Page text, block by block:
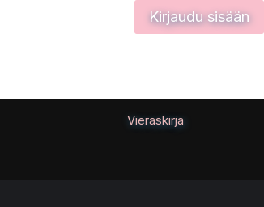
Kirjaudu sisään
Vieraskirja